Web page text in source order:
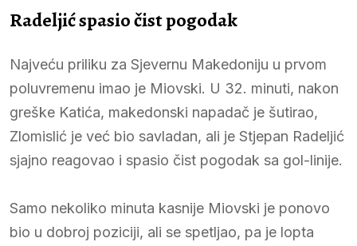
Radeljić spasio čist pogodak
Najveću priliku za Sjevernu Makedoniju u prvom
poluvremenu imao je Miovski. U 32. minuti, nakon
greške Katića, makedonski napadač je šutirao,
Zlomislić je već bio savladan, ali je Stjepan Radeljić
sjajno reagovao i spasio čist pogodak sa gol-linije.
Samo nekoliko minuta kasnije Miovski je ponovo
bio u dobroj poziciji, ali se spetljao, pa je lopta